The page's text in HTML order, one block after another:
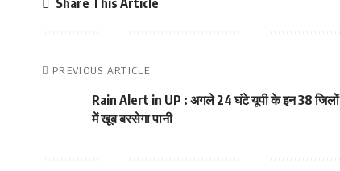
PREVIOUS ARTICLE
Rain Alert in UP : अगले 24 घंटे यूपी के इन 38 जिलों
में खूब बरसेगा पानी